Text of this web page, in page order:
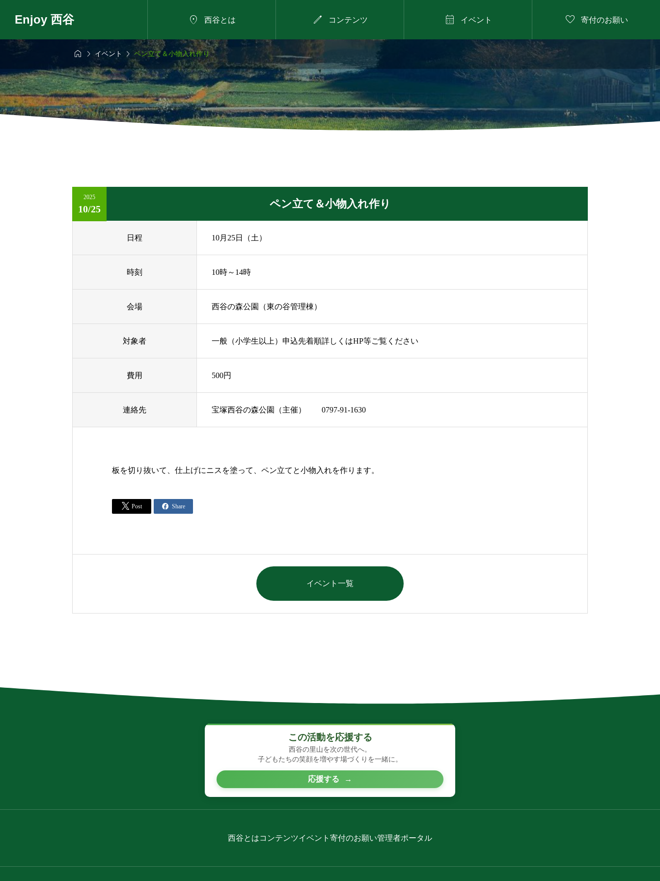
Enjoy 西谷  西谷とは  コンテンツ  イベント  寄付のお願い
野菜のバーベ
2026年8月9日
自然の家で夏祭り！～
きもだめしと小さな縁
日～
2026年8月11日
西谷で見つける！わが
まちのお宝プロジェク
ト（第3回）
2026年8月11日
にしたに野菜のバーベ
 
 イベント  ペン立て＆小物入れ作り
2025
10/25 ペン立て＆小物入れ作り
日程 10月25日（土）
時刻 10時～14時
会場 西谷の森公園（東の谷管理棟）
対象者 一般（小学生以上）申込先着順詳しくはHP等ご覧ください
費用 500円
連絡先 宝塚西谷の森公園（主催） 0797-91-1630
板を切り抜いて、仕上げにニスを塗って、ペン立てと小物入れを作ります。
 Post  Share
イベント一覧
この活動を応援する
西谷の里山を次の世代へ。
子どもたちの笑顔を増やす場づくりを一緒に。
応援する →
西谷とはコンテンツイベント 寄付のお願い管理者ポータル